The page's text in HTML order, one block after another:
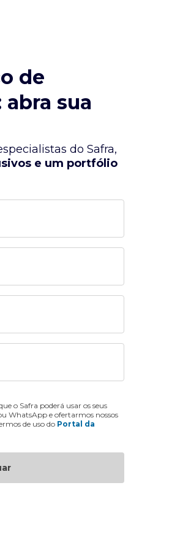
de
sua
do Safra,
e um portfólio
o Safra poderá usar os seus
WhatsApp e ofertarmos nossos
de uso do Portal da